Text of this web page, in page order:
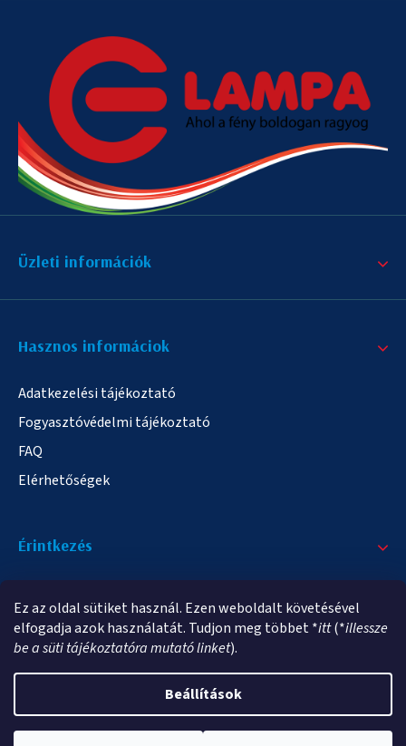
Ez az oldal sütiket használ. Ezen weboldalt követésével
elfogadja azok használatát. Tudjon meg többet *itt(*illessze
be a süti tájékoztatóra mutató linket).
Beállítások
Üzleti információk
Hasznos informáciok
Adatkezelési tájékoztató
Fogyasztóvédelmi tájékoztató
FAQ
Elérhetőségek
Érintkezés
info@elampa.hu
elampa.hu. Minden jog fenntartva.